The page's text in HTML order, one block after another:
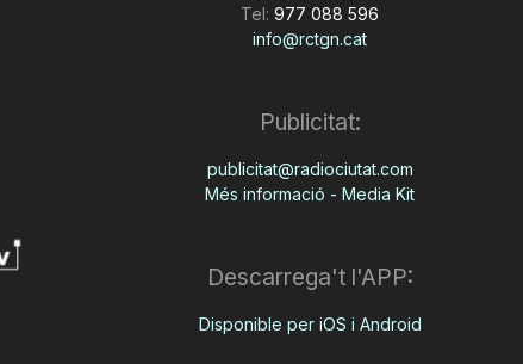
Tel: 977 088 596
info@rctgn.cat
Publicitat:
publicitat@radiociutat.com
Més informació - Media Kit
Descarrega't l'APP:
Disponible per iOS i Android